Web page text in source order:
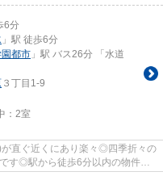
6分
」駅 徒歩6分
都市 」駅 バス26分 「水道
３丁目1-9
： 2室
直ぐ近くにあり楽々◎四季折々の
す◎駅から徒歩6分以内の物件な